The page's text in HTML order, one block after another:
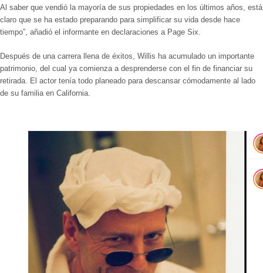
Al saber que vendió la mayoría de sus propiedades en los últimos años, está
claro que se ha estado preparando para simplificar su vida desde hace
tiempo”, añadió el informante en declaraciones a Page Six.
Después de una carrera llena de éxitos, Willis ha acumulado un importante
patrimonio, del cual ya comienza a desprenderse con el fin de financiar su
retirada. El actor tenía todo planeado para descansar cómodamente al lado
de su familia en California.